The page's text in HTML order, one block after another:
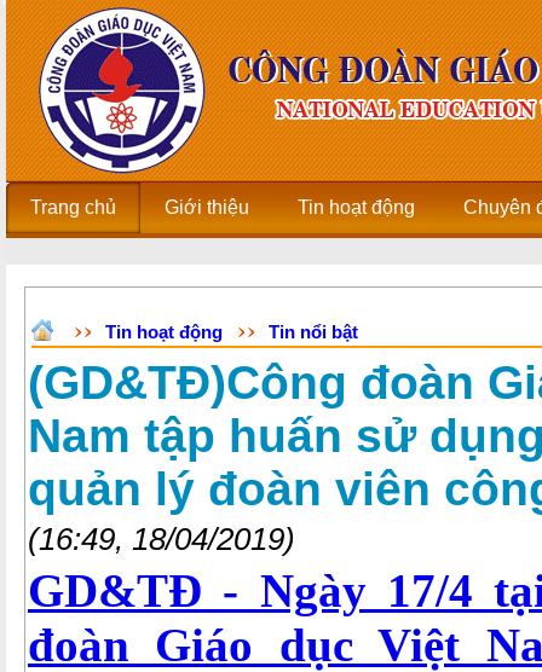
Trang chủ Giới thiệu Tin hoạt động Chuyên
Tin hoạt động Tin nổi bật
(GD&TĐ)Công đoàn
Nam tập huấn sử
quản lý đoàn viên
(16:49, 18/04/2019)
GD&TĐ - Ngày 17/4
đoàn Giáo dục Việt